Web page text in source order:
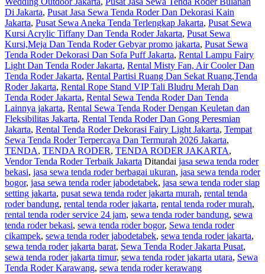
Di Jakarta, Pusat Jasa Sewa Tenda Roder Dan Dekorasi Kain
Jakarta, Pusat Sewa Aneka Tenda Terlengkap Jakarta, Pusat Sewa
Kursi Acrylic Tiffany Dan Tenda Roder Jakarta, Pusat Sewa
Kursi,Meja Dan Tenda Roder Gebyar promo jakarta, Pusat Sewa
Tenda Roder Dekorasi Dan Sofa Puff Jakarta, Rental Lampu Fairy
Light Dan Tenda Roder Jakarta, Rental Misty Fan, Air Cooler Dan
Tenda Roder Jakarta, Rental Partisi Ruang Dan Sekat Ruang,Tenda
Roder Jakarta, Rental Rope Stand VIP Tali Bludru Merah Dan
Tenda Roder Jakarta, Rental Sewa Tenda Roder Dan Tenda
Lainnya jakarta, Rental Sewa Tenda Roder Dengan Keuletan dan
Fleksibilitas Jakarta, Rental Tenda Roder Dan Gong Peresmian
Jakarta, Rental Tenda Roder Dekorasi Fairy Light Jakarta, Tempat
Sewa Tenda Roder Terpercaya Dan Termurah 2026 Jakarta,
TENDA, TENDA RODER, TENDA RODER JAKARTA,
Vendor Tenda Roder Terbaik Jakarta Ditandai jasa sewa tenda roder
bekasi, jasa sewa tenda roder berbagai ukuran, jasa sewa tenda roder
bogor, jasa sewa tenda roder jabodetabek, jasa sewa tenda roder siap
setting jakarta, pusat sewa tenda roder jakarta murah, rental tenda
roder bandung, rental tenda roder jakarta, rental tenda roder murah,
rental tenda roder service 24 jam, sewa tenda roder bandung, sewa
tenda roder bekasi, sewa tenda roder bogor, Sewa tenda roder
cikampek, sewa tenda roder jabodetabek, sewa tenda roder jakarta,
sewa tenda roder jakarta barat, Sewa Tenda Roder Jakarta Pusat,
sewa tenda roder jakarta timur, sewa tenda roder jakarta utara, Sewa
Tenda Roder Karawang, sewa tenda roder kerawang